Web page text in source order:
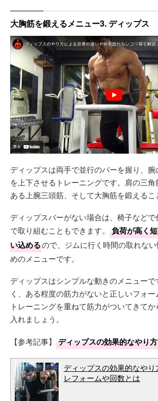
大胸筋を鍛えるメニュー3. ディップス
ディップスは両手で並行のバーを握り、
を上下させるトレーニングです。肩の三
ある上腕三頭筋、そして大胸筋を鍛えるこ
ディップスバーがない場合は、椅子など
で取り組むこともできます。
負荷が高く
い込めるので、ジムに行く時間の取れな
めのメニューです。
ディップスはシンプルな動きのメニュー
く、ある程度の筋力がないと正しいフォー
トレーニングを重ねて筋力がついてきて
入れましょう。
【参考記事】 ディップスの効果的なやり方
ディップスの効果的なやり
レフォームや回数とは